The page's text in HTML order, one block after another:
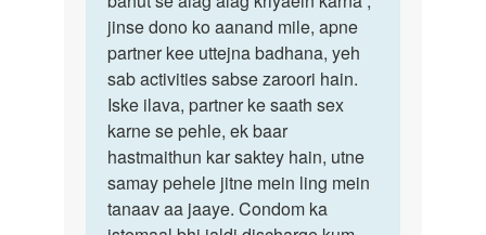
jinse dono ko aanand mile, apne
partner kee uttejna badhana, yeh
sab activities sabse zaroori hain.
Iske ilava, partner ke saath sex
karne se pehle, ek baar
hastmaithun kar saktey hain, utne
samay pehele jitne mein ling mein
tanaav aa jaaye. Condom ka